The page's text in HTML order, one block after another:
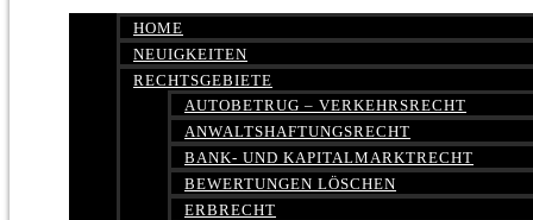
HOME
NEUIGKEITEN
RECHTSGEBIETE
AUTOBETRUG – VERKEHRSRECHT
ANWALTSHAFTUNGSRECHT
BANK- UND KAPITALMARKTRECHT
BEWERTUNGEN LÖSCHEN
ERBRECHT